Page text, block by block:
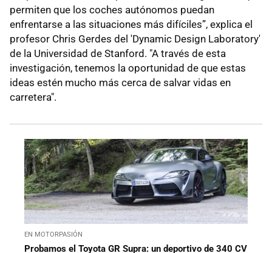
permiten que los coches autónomos puedan
enfrentarse a las situaciones más difíciles”, explica el
profesor Chris Gerdes del 'Dynamic Design Laboratory'
de la Universidad de Stanford. "A través de esta
investigación, tenemos la oportunidad de que estas
ideas estén mucho más cerca de salvar vidas en
carretera".
EN MOTORPASIÓN
Probamos el Toyota GR Supra: un deportivo de 340 CV